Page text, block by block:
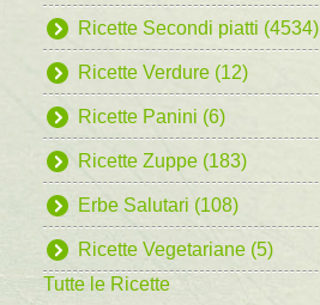
Ricette Secondi piatti (4534)
Ricette Verdure (12)
Ricette Panini (6)
Ricette Zuppe (183)
Erbe Salutari (108)
Ricette Vegetariane (5)
Tutte le Ricette